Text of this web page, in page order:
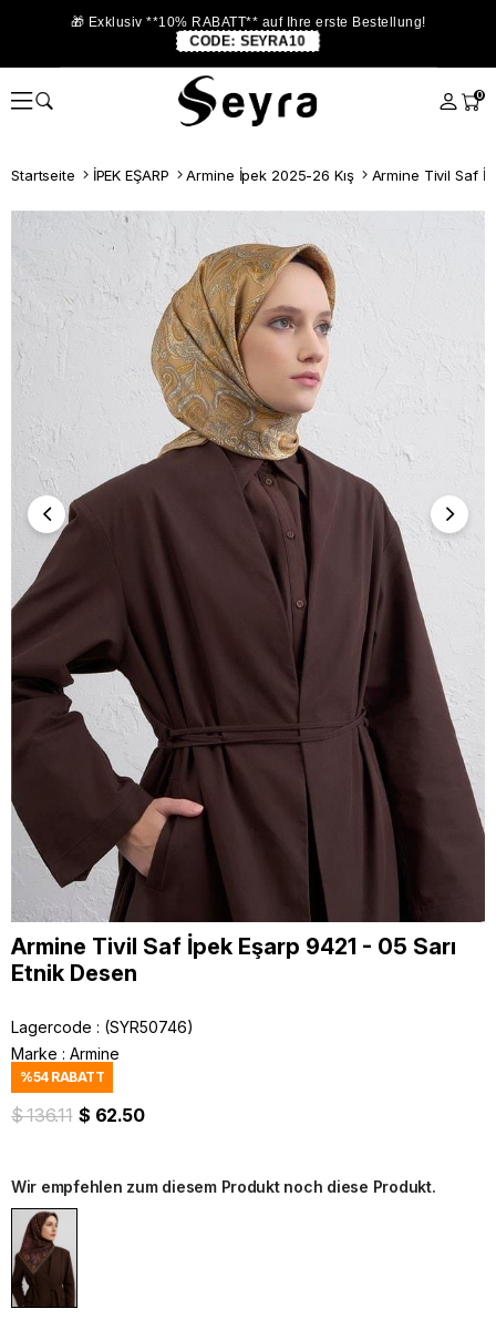
🎁 Exklusiv **10% RABATT** auf Ihre erste Bestellung!
CODE: SEYRA10
0
Startseite İPEK EŞARP Armine İpek 2025-26 Kış Armine Tivil Saf
Armine Tivil Saf İpek Eşarp 9421 - 05 Sarı
Etnik Desen
Lagercode
(SYR50746)
Marke : Armine
%54RABATT
$ 136.11 $ 62.50
Wir empfehlen zum diesem Produkt noch diese Produkt.